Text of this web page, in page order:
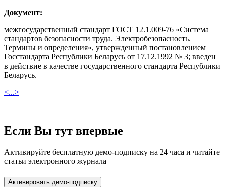
Документ:
межгосударственный стандарт ГОСТ 12.1.009-76 «Система
стандартов безопасности труда. Электробезопасность.
Термины и определения», утвержденный постановлением
Госстандарта Республики Беларусь от 17.12.1992 № 3; введен
в действие в качестве государственного стандарта Республики
Беларусь.
<...>
Если Вы тут впервые
Активируйте бесплатную демо-подписку на 24 часа и читайте
статьи электронного журнала